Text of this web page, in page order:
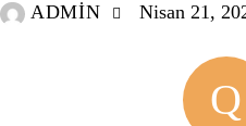
ADMIN
Nisan 21,
Q